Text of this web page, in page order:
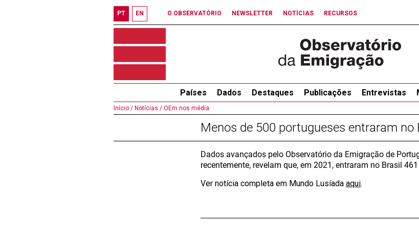
PT EN O OBSERVATÓRIO NEWSLETTER NOTÍCIAS RECURSOS
Países Dados Destaques Publicações Entrevistas
Início / Notícias / OEm nos média
Menos de 500 portugueses entraram no
Dados avançados pelo Observatório da Emigração de
recentemente, revelam que, em 2021, entraram no Brasil
Ver notícia completa em Mundo Lusíada aqui.